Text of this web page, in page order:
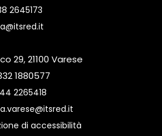
2645173
29, 21100 Varese
1880577
2265418
di accessibilità